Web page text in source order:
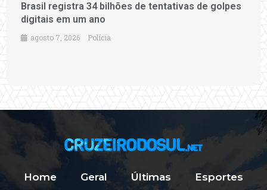
Brasil registra 34 bilhões de tentativas de golpes
digitais em um ano
agosto 7, 2026 Polícia
Home Geral Últimas Esportes